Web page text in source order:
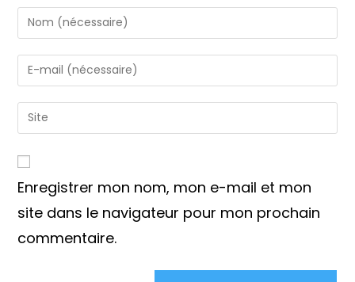
Enter
your
name
or
to
comment
Enter
your
email
address
Saisir
l’URL
votre
site
(facultatif)
Enregistrer mon nom, mon e-mail et mon
site dans le navigateur pour mon prochain
commentaire.